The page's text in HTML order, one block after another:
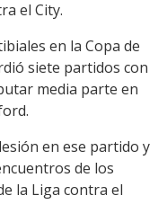
el City.
en la Copa de
siete partidos con
media parte en
en ese partido y
de los
la Liga contra el